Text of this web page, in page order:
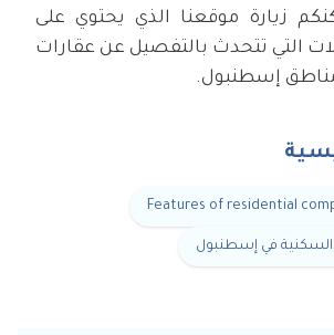
زيارة موقعنا الذي يحتوي على
التي تتحدث بالتفصيل عن عقارات
إسطنبول.
Features of residential
في إسطنبول